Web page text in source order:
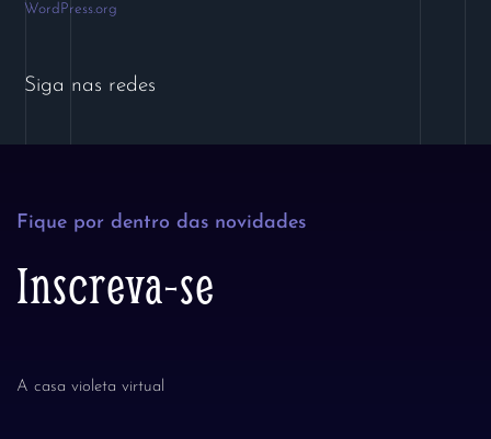
WordPress.org
Siga nas redes
Fique por dentro das novidades
Inscreva-se
A casa violeta virtual